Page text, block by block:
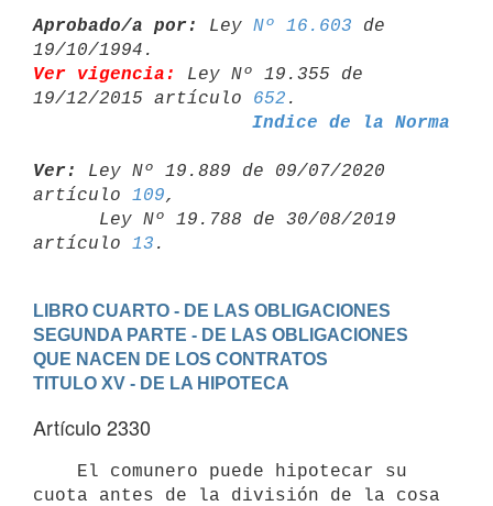
Aprobado/a por: Ley Nº 16.603 de
Ver vigencia:
Ley Nº 19.355 de
19/12/2015 artículo 652
Indice de la Norma
Ver:
Ley Nº 19.889 de 09/07/2020
artículo 109,
artículo 13
LIBRO CUARTO - DE LAS OBLIGACIONES
SEGUNDA PARTE - DE LAS OBLIGACIONES
QUE NACEN DE LOS CONTRATOS
TITULO XV - DE LA HIPOTECA
Artículo 2330
cuota antes de la división de la cosa